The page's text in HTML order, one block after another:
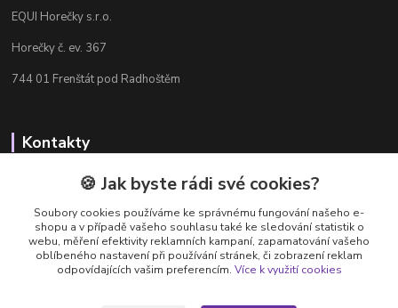
EQUI Horečky s.r.o.
Horečky č. ev. 367
744 01 Frenštát pod Radhoštěm
Kontakty
Radka Chamrádová
+420 737 484 708
Výdejna e-shopu: Po-Ne, 8-20 hod.
info@equi-horecky.cz
🍪 Jak byste rádi své cookies?
Soubory cookies používáme ke správnému fungování našeho e-
shopu a v případě vašeho souhlasu také ke sledování statistik o
webu, měření efektivity reklamních kampaní, zapamatování vašeho
oblíbeného nastavení při používání stránek, či zobrazení reklam
odpovídajících vašim preferencím. Více k využití cookies